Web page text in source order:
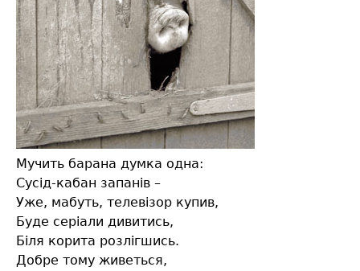
Мучить барана думка одна:
Сусід-кабан запанів –
Уже, мабуть, телевізор купив,
Буде серіали дивитись,
Біля корита розлігшись.
Добре тому живеться,